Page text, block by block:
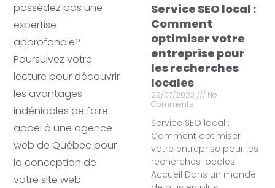
possédez pas une
expertise
approfondie?
Poursuivez votre
lecture pour découvrir
les avantages
indéniables de faire
appel à une agence
web de Québec pour
la conception de
votre site web.
Service SEO local :
Comment
optimiser votre
entreprise pour
les recherches
locales
28/07/2023
No
Comments
Service SEO local :
Comment optimiser
votre entreprise pour les
recherches locales
Accueil Dans un monde